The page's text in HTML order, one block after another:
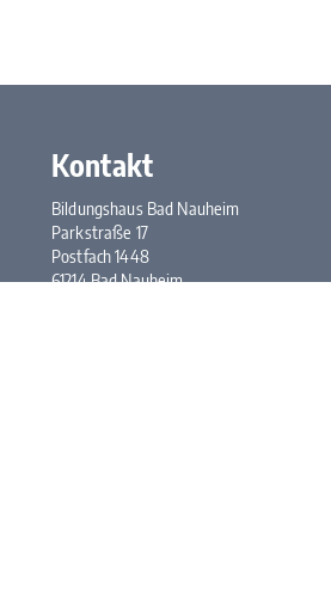
Kontakt
Bildungshaus Bad Nauheim
Parkstraße 17
Postfach 1448
61214 Bad Nauheim